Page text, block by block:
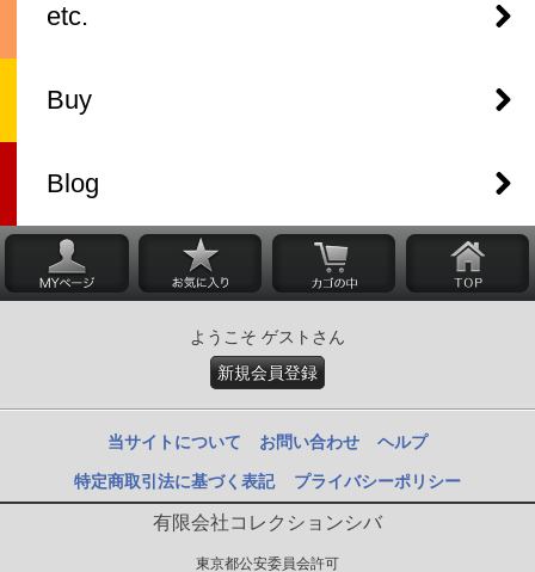
etc.
Buy
Blog
ようこそ ゲストさん
新規会員登録
当サイトについて お問い合わせ ヘルプ
特定商取引法に基づく表記 プライバシーポリシー
有限会社コレクションシバ
東京都公安委員会許可